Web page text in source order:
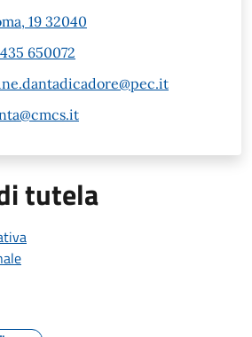
19 32040
650072
tutela